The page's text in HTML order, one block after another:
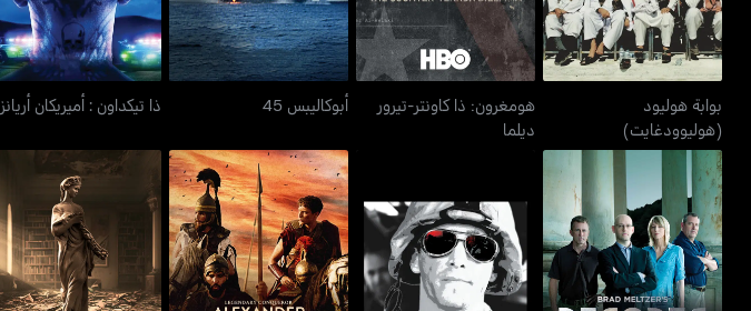
بوابة هوليود
(هوليوودغايت)
هومغرون: ذا كاونتر-تيرور
ديلما
أبوكاليبس 45 ذا تيكداون : أميريكان أريانز
براد ميلتزرز ديكودد جينيريشن كيل
ألكسندر ذا جريت: ليجينداري
كونكورر
لوتنغ هستوري